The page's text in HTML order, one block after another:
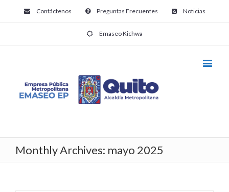
Contáctenos Preguntas Frecuentes Noticias
Emaseo Kichwa
Monthly Archives: mayo 2025